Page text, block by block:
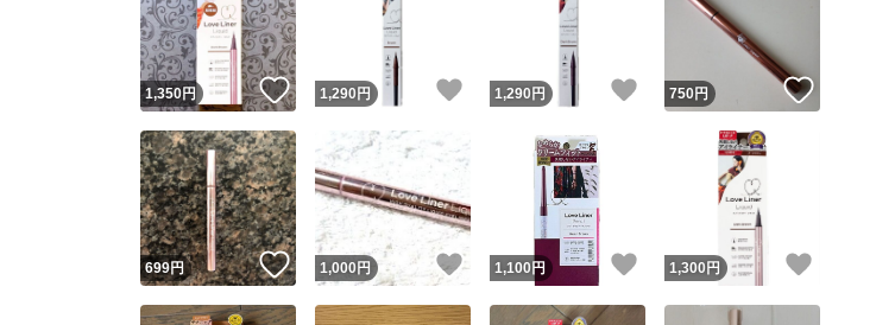
1,350円 いいね！
1,290 円 いいね！
1,290 円 いいね！
750円
699円 いいね！
1,000円 いいね！
1,100 円 いいね！
1,300 円